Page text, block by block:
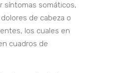
síntomas somáticos,
de cabeza o
los cuales en
cuadros de